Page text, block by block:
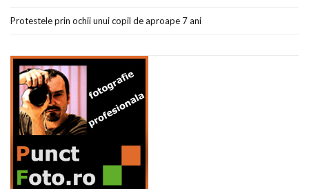
Protestele prin ochii unui copil de aproape 7 ani